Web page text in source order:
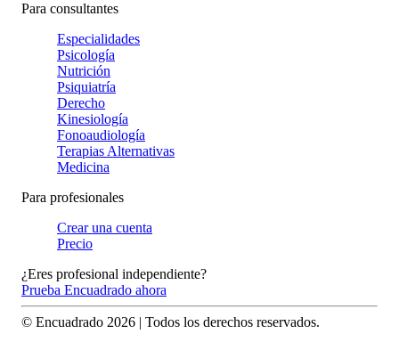
Para consultantes
Especialidades
Psicología
Nutrición
Psiquiatría
Derecho
Kinesiología
Fonoaudiología
Terapias Alternativas
Medicina
Para profesionales
Crear una cuenta
Precio
¿Eres profesional independiente?
Prueba Encuadrado ahora
© Encuadrado 2026 | Todos los derechos reservados.